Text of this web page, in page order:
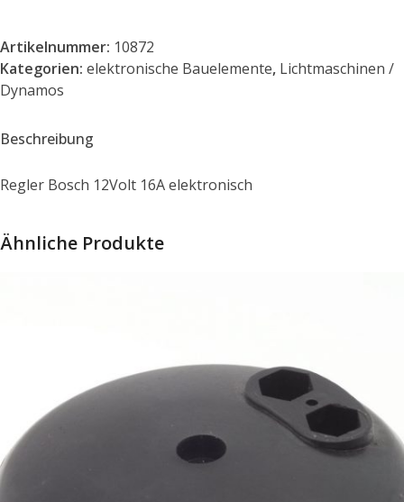
Artikelnummer: 10872
Kategorien: elektronische Bauelemente, Lichtmaschinen /
Dynamos
Beschreibung
Regler Bosch 12Volt 16A elektronisch
Ähnliche Produkte